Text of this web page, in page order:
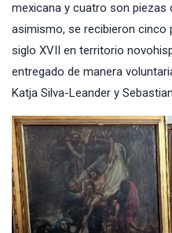
mexicana y cuatro son piezas
asimismo, se recibieron cinco
siglo XVII en territorio
entregado de manera
Katja Silva-Leander y